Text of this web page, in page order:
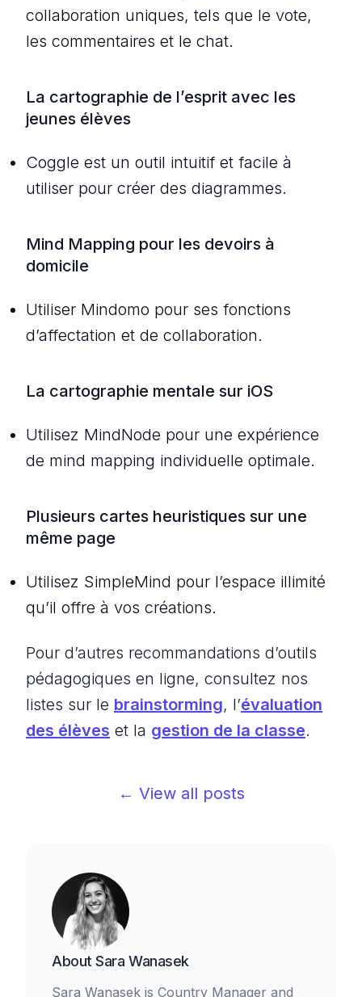
collaboration uniques, tels que le vote,
les commentaires et le chat.
La cartographie de l’esprit avec les
jeunes élèves
Coggle est un outil intuitif et facile à
utiliser pour créer des diagrammes.
Mind Mapping pour les devoirs à
domicile
Utiliser Mindomo pour ses fonctions
d’affectation et de collaboration.
La cartographie mentale sur iOS
Utilisez MindNode pour une expérience
de mind mapping individuelle optimale.
Plusieurs cartes heuristiques sur une
même page
Utilisez SimpleMind pour l’espace illimité
qu’il offre à vos créations.
Pour d’autres recommandations d’outils
pédagogiques en ligne, consultez nos
listes sur le brainstorming, l’évaluation
des élèves et la gestion de la classe.
← View all posts
About Sara Wanasek
Sara Wanasek is Country Manager and